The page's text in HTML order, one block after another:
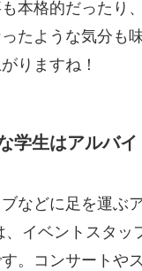
本格的だったり
たような気分も
りますね！
学生はアルバイ
などに足を運ぶ
、イベントスタッ
。コンサートや